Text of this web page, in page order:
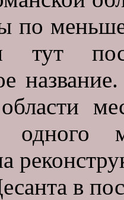
по
в